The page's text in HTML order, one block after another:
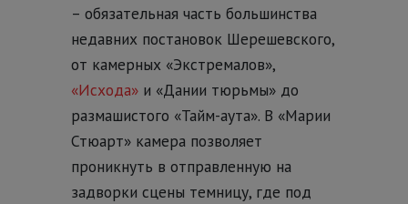
– обязательная часть большинства
недавних постановок Шерешевского,
от камерных «Экстремалов»,
«Исхода»и «Дании тюрьмы» до
размашистого «Тайм-аута». В «Марии
Стюарт» камера позволяет
проникнуть в отправленную на
задворки сцены темницу, где под